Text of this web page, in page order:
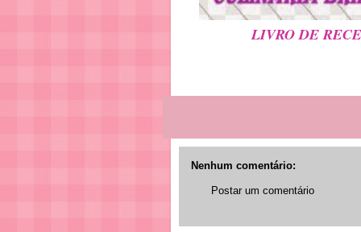
LIVRO DE
Nenhum comentário:
Postar um comentário